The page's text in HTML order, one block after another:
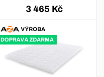
3 465 Kč
VÝROBA
DOPRAVA ZDARMA